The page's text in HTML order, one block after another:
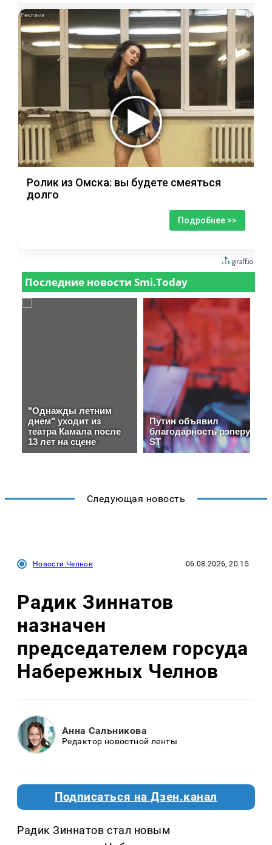
i
Ролик из Омска: вы будете смеяться
долго
Подробнее >>
Следующая новость
Новости Челнов 06.08.2026, 20:15
Радик Зиннатов
назначен
председателем горсуда
Набережных Челнов
Анна Сальникова
Редактор новостной ленты
Подписаться на Дзен.канал
Радик Зиннатов стал новым